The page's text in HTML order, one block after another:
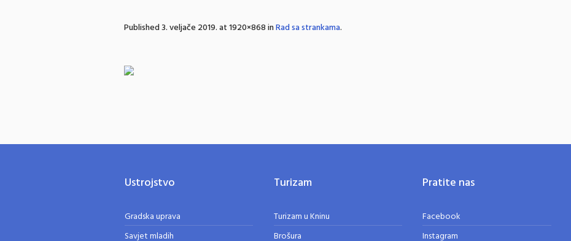
Published3. veljače 2019.at 1920×868 inRad sa strankama.
Ustrojstvo
Gradska uprava
Savjet mladih
Turizam
Turizam u Kninu
Brošura
Pratite nas
Facebook
Instagram